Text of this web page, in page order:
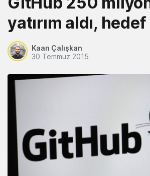
yatırım aldı,
Kaan Çalışkan
30 Temmuz 2015